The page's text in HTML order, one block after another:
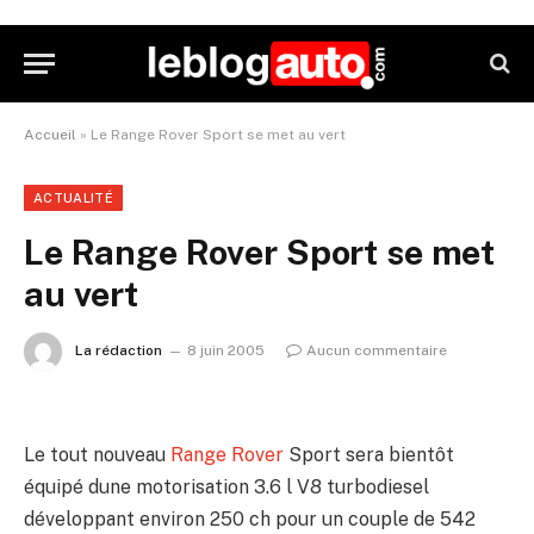
Accueil » Le Range Rover Sport se met au vert
ACTUALITÉ
Le Range Rover Sport se met
au vert
La rédaction 8 juin 2005 Aucun commentaire
Le tout nouveau Range Rover Sport sera bientôt
équipé dune motorisation 3.6 l V8 turbodiesel
développant environ 250 ch pour un couple de 542